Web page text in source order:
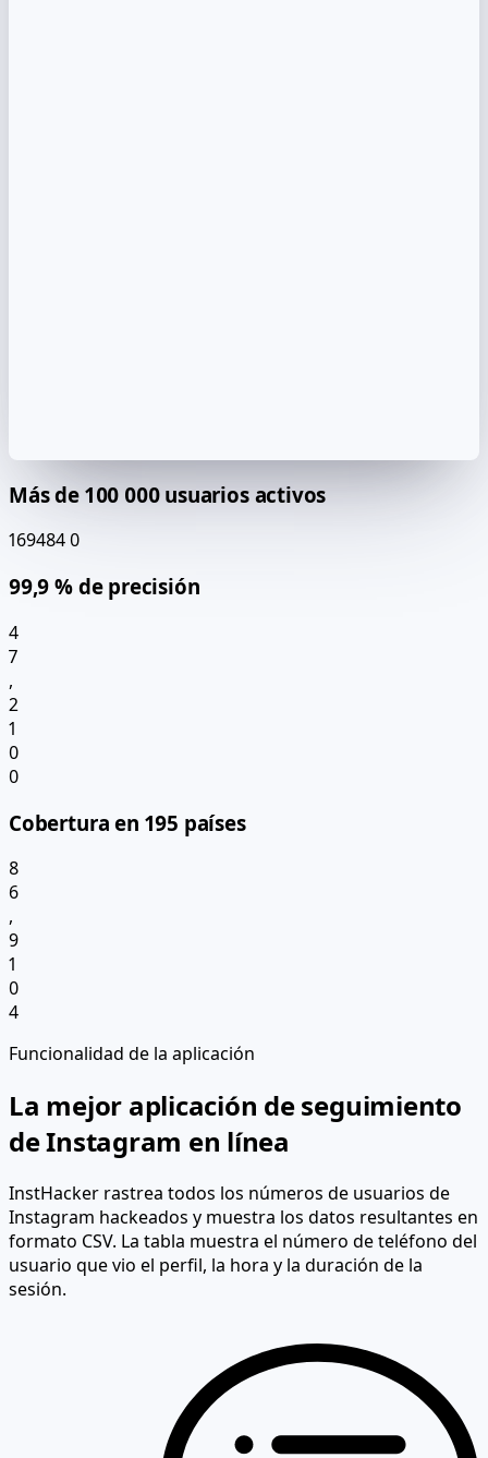
Más de 100 000 usuarios activos
1694840
99,9 % de precisión
4
7
,
2
1
0
0
Cobertura en 195 países
8
6
,
9
1
0
4
Funcionalidad de la aplicación
La mejor aplicación de seguimiento
de Instagram en línea
InstHacker rastrea todos los números de usuarios de
Instagram hackeados y muestra los datos resultantes en
formato CSV. La tabla muestra el número de teléfono del
usuario que vio el perfil, la hora y la duración de la
sesión.